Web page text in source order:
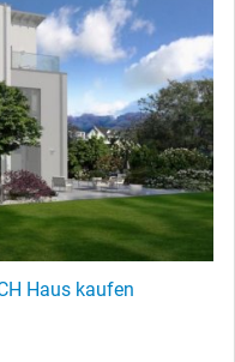
Haus kaufen